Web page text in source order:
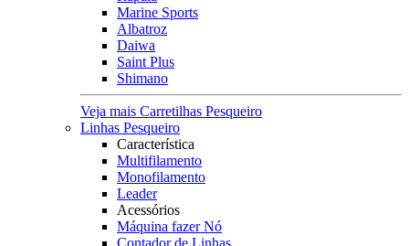
Marine Sports
Albatroz
Daiwa
Saint Plus
Shimano
Veja mais Carretilhas Pesqueiro
Linhas Pesqueiro
Característica
Multifilamento
Monofilamento
Leader
Acessórios
Máquina fazer Nó
Contador de Linhas